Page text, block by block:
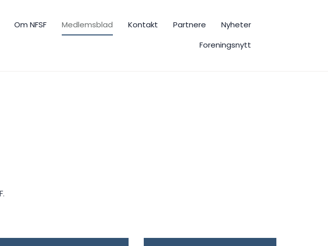
Om NFSF Medlemsblad Kontakt Partnere
Nyheter
Foreningsnytt